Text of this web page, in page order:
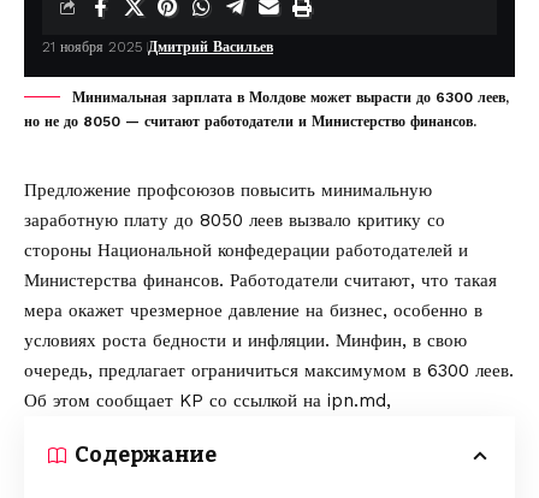
21 ноября 2025 Дмитрий Васильев
Минимальная зарплата в Молдове может вырасти до 6300 леев,
но не до 8050 — считают работодатели и Министерство финансов.
Предложение профсоюзов повысить минимальную
заработную плату до 8050 леев вызвало критику со
стороны Национальной конфедерации работодателей и
Министерства финансов. Работодатели считают, что такая
мера окажет чрезмерное давление на бизнес, особенно в
условиях роста бедности и инфляции. Минфин, в свою
очередь, предлагает ограничиться максимумом в 6300 леев.
Об этом сообщает KP со ссылкой на ipn.md,
Содержание